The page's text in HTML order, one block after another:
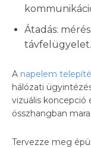
Átadás:
távfelügyelet.
A napelem
hálózati
vizuális koncepció
összhangban
Tervezze meg